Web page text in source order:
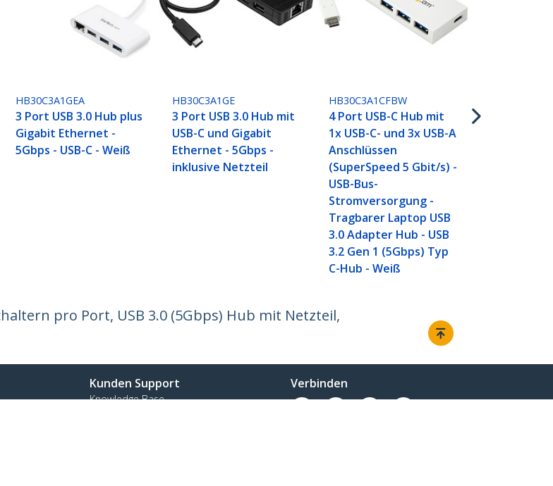
HB30C3A1GEA
3 Port USB 3.0 Hub plus
Gigabit Ethernet -
5Gbps - USB-C - Weiß
HB30C3A1GE
3 Port USB 3.0 Hub mit
USB-C und Gigabit
Ethernet - 5Gbps -
inklusive Netzteil
HB30C3A1CFBW
4 Port USB-C Hub mit
1x USB-C- und 3x USB-A
Anschlüssen
(SuperSpeed 5 Gbit/s) -
USB-Bus-
Stromversorgung -
Tragbarer Laptop USB
3.0 Adapter Hub - USB
3.2 Gen 1 (5Gbps) Typ
C-Hub - Weiß
pro Port, USB 3.0 (5Gbps) Hub mit Netzteil,
Kunden Support
Knowledge Base
Verbinden